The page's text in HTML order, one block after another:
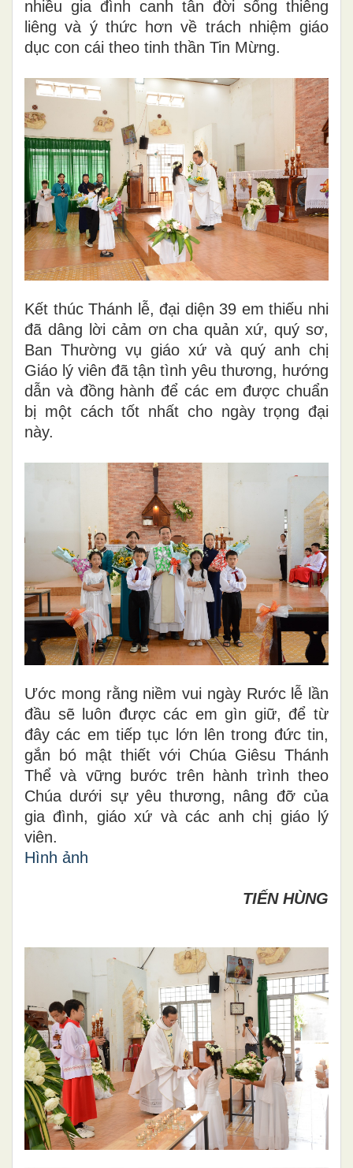
nhiều gia đình canh tân đời sống thiêng
liêng và ý thức hơn về trách nhiệm giáo
dục con cái theo tinh thần Tin Mừng.
Kết thúc Thánh lễ, đại diện 39 em thiếu nhi
đã dâng lời cảm ơn cha quản xứ, quý sơ,
Ban Thường vụ giáo xứ và quý anh chị
Giáo lý viên đã tận tình yêu thương, hướng
dẫn và đồng hành để các em được chuẩn
bị một cách tốt nhất cho ngày trọng đại
này.
Ước mong rằng niềm vui ngày Rước lễ lần
đầu sẽ luôn được các em gìn giữ, để từ
đây các em tiếp tục lớn lên trong đức tin,
gắn bó mật thiết với Chúa Giêsu Thánh
Thể và vững bước trên hành trình theo
Chúa dưới sự yêu thương, nâng đỡ của
gia đình, giáo xứ và các anh chị giáo lý
viên.
Hình ảnh
TIẾN HÙNG